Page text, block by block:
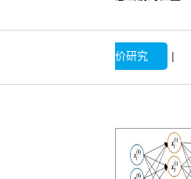
风险识别评价研究